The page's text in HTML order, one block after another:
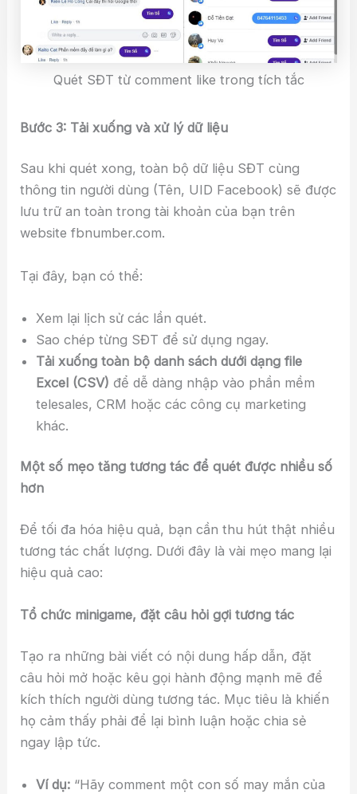
Quét SĐT từ comment like trong tích tắc
Bước 3: Tải xuống và xử lý dữ liệu
Sau khi quét xong, toàn bộ dữ liệu SĐT cùng
thông tin người dùng (Tên, UID Facebook) sẽ được
lưu trữ an toàn trong tài khoản của bạn trên
website fbnumber.com.
Tại đây, bạn có thể:
Xem lại lịch sử các lần quét.
Sao chép từng SĐT để sử dụng ngay.
Tải xuống toàn bộ danh sách dưới dạng file
Excel (CSV) để dễ dàng nhập vào phần mềm
telesales, CRM hoặc các công cụ marketing
khác.
Một số mẹo tăng tương tác để quét được nhiều số
hơn
Để tối đa hóa hiệu quả, bạn cần thu hút thật nhiều
tương tác chất lượng. Dưới đây là vài mẹo mang lại
hiệu quả cao:
Tổ chức minigame, đặt câu hỏi gợi tương tác
Tạo ra những bài viết có nội dung hấp dẫn, đặt
câu hỏi mở hoặc kêu gọi hành động mạnh mẽ để
kích thích người dùng tương tác. Mục tiêu là khiến
họ cảm thấy phải để lại bình luận hoặc chia sẻ
ngay lập tức.
Ví dụ: “Hãy comment một con số may mắn của